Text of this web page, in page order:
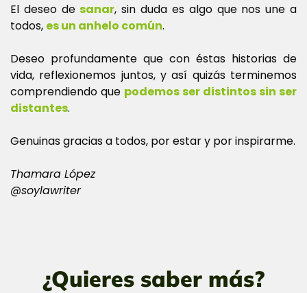
El deseo desanar, sin duda es algo que nos une a
todos, es un anhelo común.
Deseo profundamente que con éstas historias de
vida, reflexionemos juntos, y así quizás terminemos
comprendiendo que podemos ser distintos sin ser
distantes.
Genuinas gracias a todos, por estar y por inspirarme.
Thamara López
@soylawriter
¿Quieres saber más?